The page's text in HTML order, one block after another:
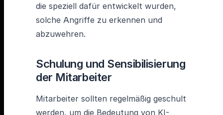
die speziell dafür entwickelt wurden,
solche Angriffe zu erkennen und
abzuwehren.
Schulung und Sensibilisierung
der Mitarbeiter
Mitarbeiter sollten regelmäßig geschult
werden, um die Bedeutung von KI-